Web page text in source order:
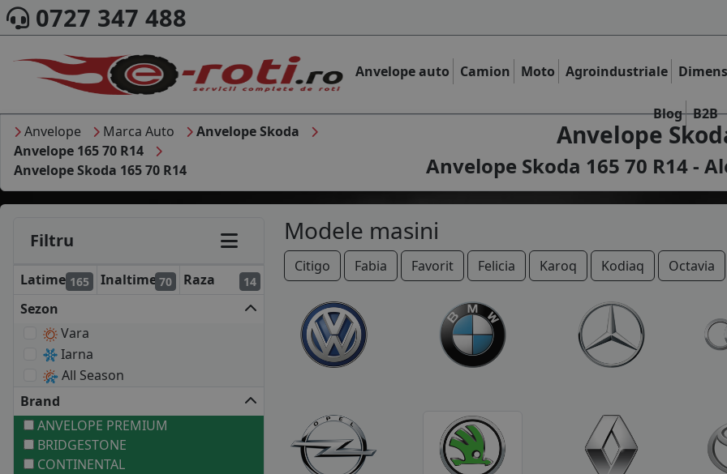
0727 347 488
Anvelope auto Camion Moto Agroindustriale
Blog B2B
Anvelope Marca Auto
Anvelope Skoda
Anvelope 165 70 R14
Anvelope Skoda 165 70 R14
Anvelope
Anvelope Skoda 165 70 R14 -
Filtru
Latime 165 Inaltime 70 Raza 14
Sezon
Vara
Iarna
All Season
Brand
ANVELOPE PREMIUM
BRIDGESTONE
CONTINENTAL
Modele masini
Citigo Fabia Favorit Felicia Karoq Kodiaq Octavia